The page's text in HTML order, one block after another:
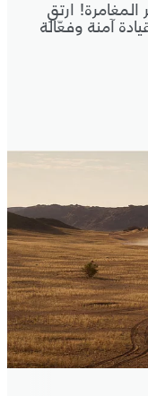
ارتقِ
آمنة وفعّالة